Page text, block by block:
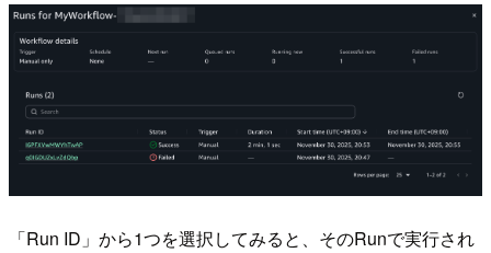
「Run ID」から1つを選択してみると、そのRunで実行され